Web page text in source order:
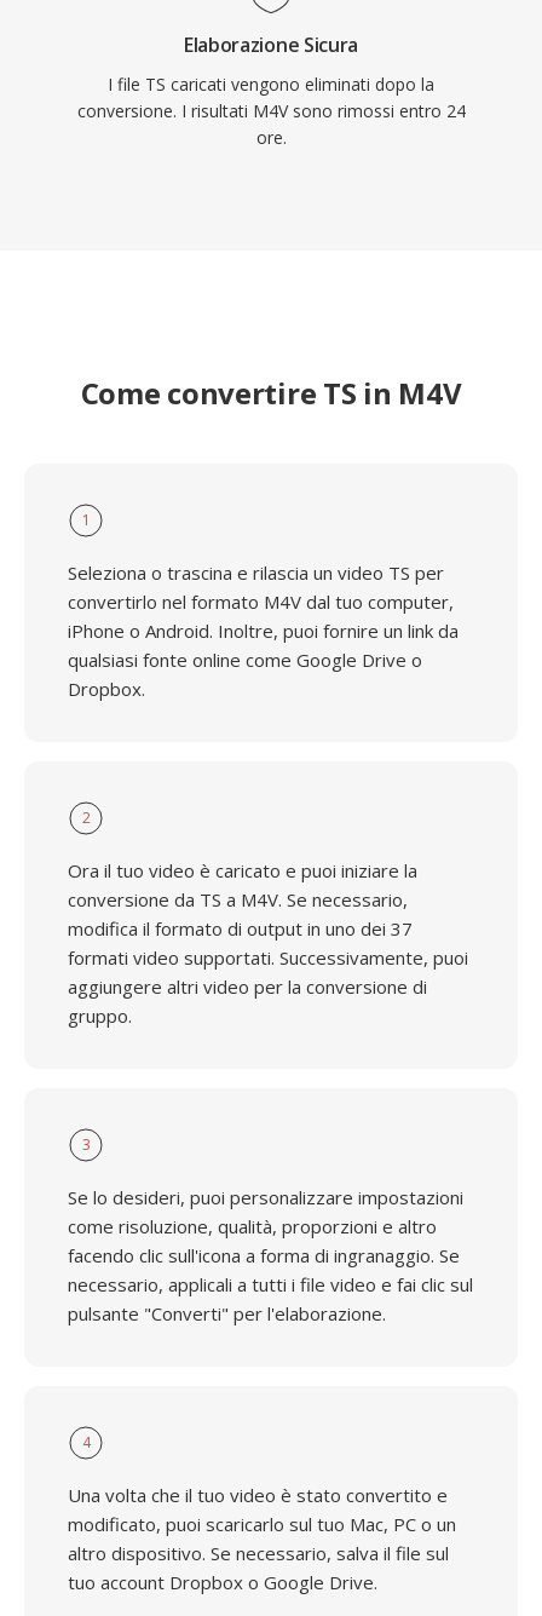
Elaborazione Sicura
I file TS caricati vengono eliminati dopo la
conversione. I risultati M4V sono rimossi entro 24
ore.
Come convertire TS in M4V
1
Seleziona o trascina e rilascia un video TS per
convertirlo nel formato M4V dal tuo computer,
iPhone o Android. Inoltre, puoi fornire un link da
qualsiasi fonte online come Google Drive o
Dropbox.
2
Ora il tuo video è caricato e puoi iniziare la
conversione da TS a M4V. Se necessario,
modifica il formato di output in uno dei 37
formati video supportati. Successivamente, puoi
aggiungere altri video per la conversione di
gruppo.
3
Se lo desideri, puoi personalizzare impostazioni
come risoluzione, qualità, proporzioni e altro
facendo clic sull'icona a forma di ingranaggio. Se
necessario, applicali a tutti i file video e fai clic sul
pulsante "Converti" per l'elaborazione.
4
Una volta che il tuo video è stato convertito e
modificato, puoi scaricarlo sul tuo Mac, PC o un
altro dispositivo. Se necessario, salva il file sul
tuo account Dropbox o Google Drive.